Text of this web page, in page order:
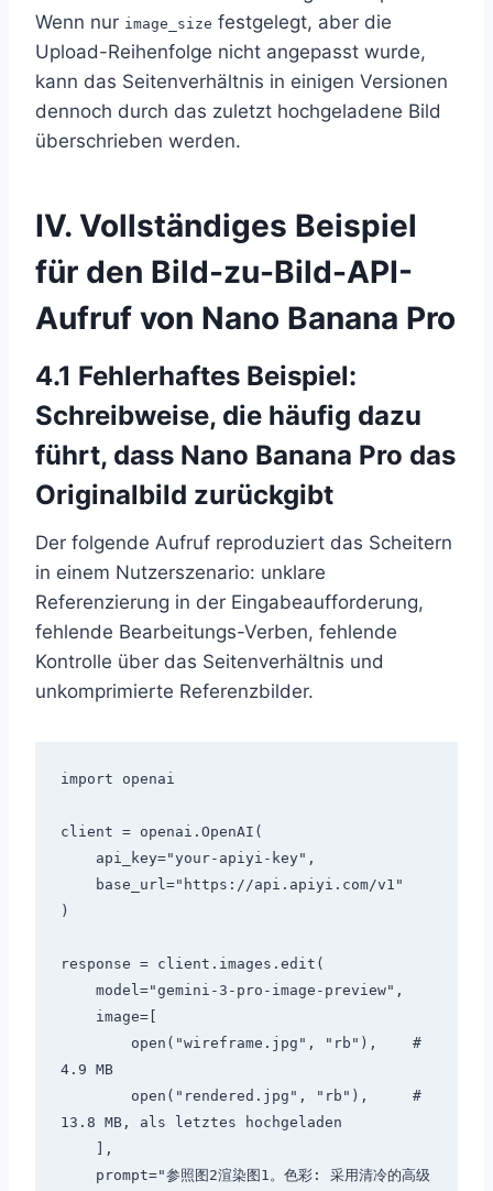
Wenn nur image_size festgelegt, aber die
Upload-Reihenfolge nicht angepasst wurde,
kann das Seitenverhältnis in einigen Versionen
dennoch durch das zuletzt hochgeladene Bild
überschrieben werden.
IV. Vollständiges Beispiel
für den Bild-zu-Bild-API-
Aufruf von Nano Banana Pro
4.1 Fehlerhaftes Beispiel:
Schreibweise, die häufig dazu
führt, dass Nano Banana Pro das
Originalbild zurückgibt
Der folgende Aufruf reproduziert das Scheitern
in einem Nutzerszenario: unklare
Referenzierung in der Eingabeaufforderung,
fehlende Bearbeitungs-Verben, fehlende
Kontrolle über das Seitenverhältnis und
unkomprimierte Referenzbilder.
import openai
client = openai.OpenAI(
)
response = client.images.edit(
4.9 MB
13.8 MB, als letztes hochgeladen